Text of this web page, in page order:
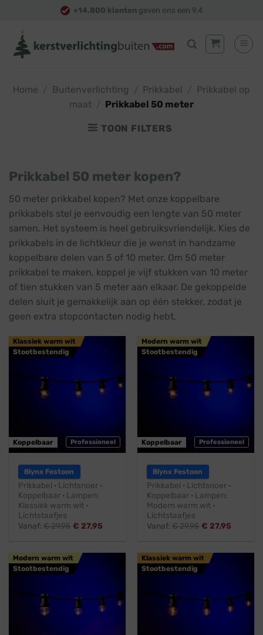
content
+14.800 klanten geven ons een 9,4
Home Buitenverlichting Prikkabel
Prikkabel op
maat
Prikkabel 50 meter
TOON FILTERS
Prikkabel 50 meter kopen?
50 meter prikkabel kopen? Met onze koppelbare
prikkabels stel je eenvoudig een lengte van 50 meter
samen. Het systeem is heel gebruiksvriendelijk. Kies de
prikkabels in de lichtkleur die je wenst in handzame
koppelbare delen van 5 of 10 meter. Om 50 meter
prikkabel te maken, koppel je vijf stukken van 10 meter
of tien stukken van 5 meter aan elkaar. De gekoppelde
delen sluit je gemakkelijk aan op één stekker, zodat je
geen extra stopcontacten nodig hebt.
Professioneel
Klassiek warm wit
Stootbestendig
Koppelbaar
Blynx Festoon
Prikkabel · Lichtsnoer ·
Koppelbaar · Lampen:
Klassiek warm wit ·
Lichtstaafjes
Vanaf:€29,95 € 27,95
Professioneel
Modern warm wit
Stootbestendig
Koppelbaar
Blynx Festoon
Prikkabel · Lichtsnoer ·
Koppelbaar · Lampen:
Modern warm wit ·
Lichtstaafjes
Vanaf:€29,95 € 27,95
Modern warm wit
Stootbestendig
Klassiek warm wit
Stootbestendig